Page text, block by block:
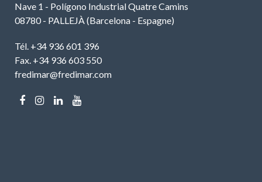
Nave 1 - Polígono Industrial Quatre Camins
08780 - PALLEJÀ (Barcelona - Espagne)
Tél. +34 936 601 396
Fax. +34 936 603 550
fredimar@fredimar.com